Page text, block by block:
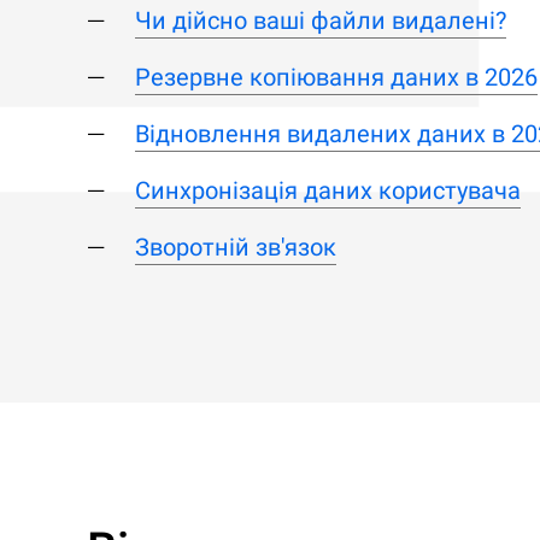
Чи дійсно ваші файли видалені?
Резервне копіювання даних в 2026
Відновлення видалених даних в
Синхронізація даних користувача
Зворотній зв'язок